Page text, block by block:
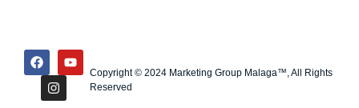
Copyright © 2024 Marketing Group Malaga™, All Rights
Reserved